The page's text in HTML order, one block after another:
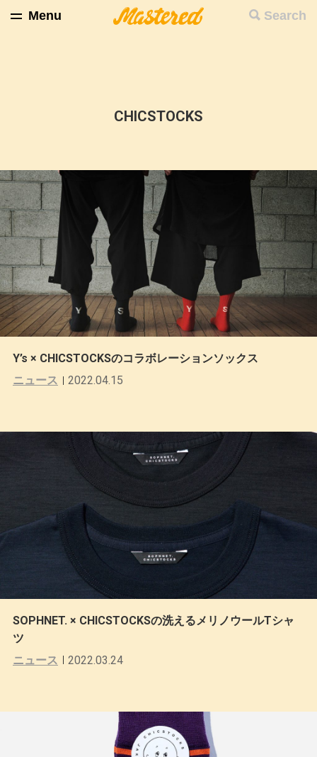
Search
Menu
CHICSTOCKS
Y’s × CHICSTOCKSのコラボレーションソックス
ニュース
2022.04.15
SOPHNET. × CHICSTOCKSの洗えるメリノウールTシャ
ツ
ニュース
2022.03.24